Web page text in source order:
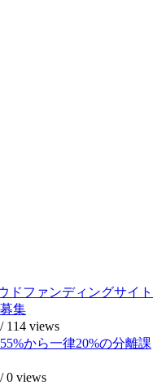
ドファンディングサイト
集
/ 114 views
から一律20%の分離課
/0 views